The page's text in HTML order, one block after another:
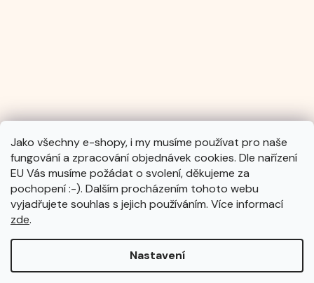
Jako všechny e-shopy, i my musíme používat pro naše
fungování a zpracování objednávek cookies. Dle nařízení
EU Vás musíme požádat o svolení, děkujeme za
pochopení :-). Dalším procházením tohoto webu
vyjadřujete souhlas s jejich používáním. Více informací
zde.
Nastavení
Sledovat na Instagramu
Vytvořil Shoptet